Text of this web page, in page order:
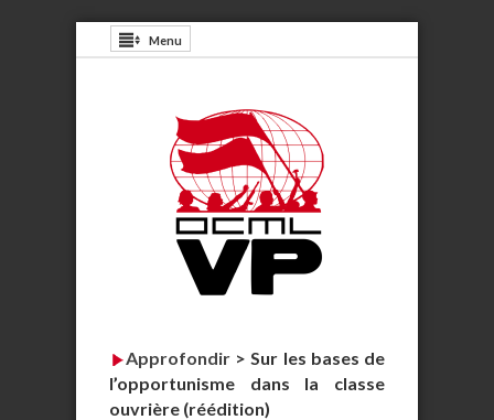
Menu
Approfondir >Sur les bases de
l’opportunisme dans la classe
ouvrière (réédition)